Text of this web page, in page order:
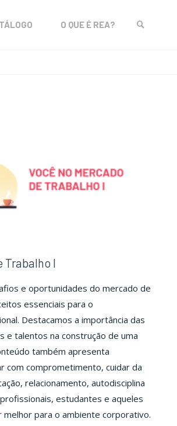
O QUE É REA?
Trabalho I
e oportunidades do mercado de
essenciais para o
Destacamos a importância das
e talentos na construção de uma
também apresenta
com comprometimento, cuidar da
relacionamento, autodisciplina
estudantes e aqueles
para o ambiente corporativo.